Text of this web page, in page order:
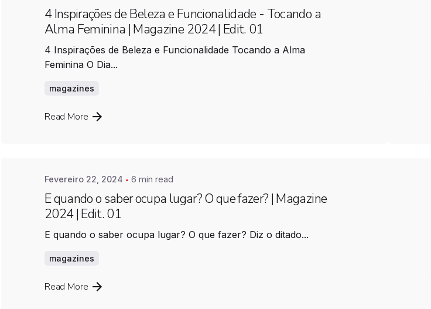
4 Inspirações de Beleza e Funcionalidade - Tocando a
Alma Feminina | Magazine 2024 | Edit. 01
4 Inspirações de Beleza e Funcionalidade Tocando a Alma
Feminina O Dia...
magazines
Read MoreFarimovel
Fevereiro 22, 2024 6 min read
E quando o saber ocupa lugar? O que fazer? | Magazine
2024 | Edit. 01
E quando o saber ocupa lugar? O que fazer? Diz o ditado...
magazines
Read MorePosted by